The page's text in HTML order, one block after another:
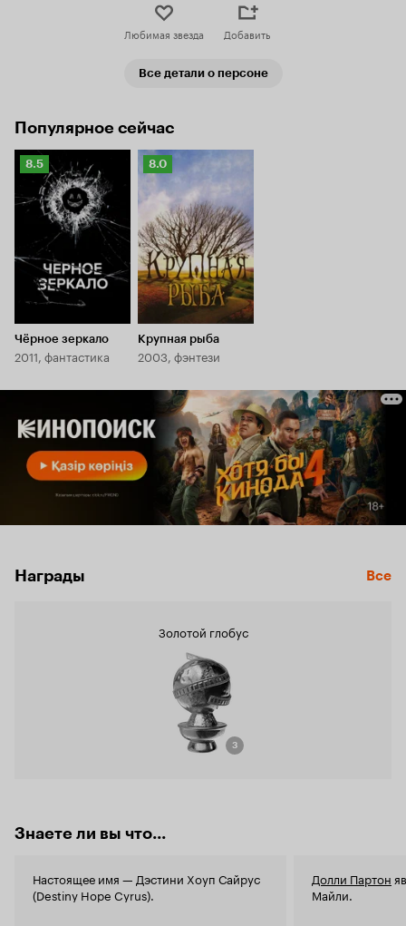
Любимая звезда Добавить
Все детали о персоне
Популярное сейчас
Рейтинг
Кинопоиска
8.5
8.5
Чёрное зеркало
2011, фантастика
Рейтинг
Кинопоиска
8.0
8.0
Крупная рыба
2003, фэнтези
Награды Все
Золотой глобус
3
Знаете ли вы что...
Настоящее имя — Дэстини Хоуп Сайрус
(Destiny Hope Cyrus).
Долли Партон
Майли.